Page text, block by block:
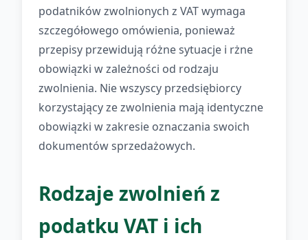
podatników zwolnionych z VAT wymaga
szczegółowego omówienia, ponieważ
przepisy przewidują różne sytuacje i rżne
obowiązki w zależności od rodzaju
zwolnienia. Nie wszyscy przedsiębiorcy
korzystający ze zwolnienia mają identyczne
obowiązki w zakresie oznaczania swoich
dokumentów sprzedażowych.
Rodzaje zwolnień z
podatku VAT i ich